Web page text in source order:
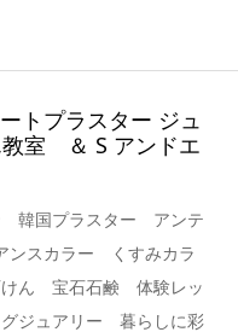
トプラスター ジュ
教室 ＆ S アンドエ
韓国プラスター アンテ
スカラー くすみカラ
ん 宝石石鹸 体験レッ
ジュアリー 暮らしに彩